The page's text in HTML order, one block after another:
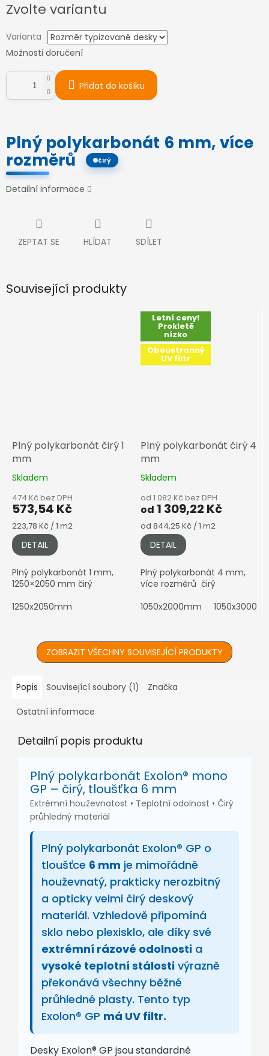
Zvolte variantu
Varianta
Možnosti doručení
Přidat do košíku
Plný polykarbonát 6 mm, více
rozměrů
čirý
Detailní informace
ZEPTAT SE HLÍDAT SDÍLET
Související produkty
Plný polykarbonát čirý 1
mm
Skladem
474 Kč bez DPH
573,54 Kč
Měrná
cena:
223,78 Kč / 1 m2
DETAIL
Plný polykarbonát 1 mm,
1250×2050 mm čirý
1250x2050mm
Letní ceny!
Prokletě
nízko
Oboustranný
UV filtr
Plný polykarbonát čirý 4
mm
Skladem
od 1 082 Kč bez DPH
od 1 309,22 Kč
Měrná
cena:
od 844,25 Kč / 1 m2
DETAIL
Plný polykarbonát 4 mm,
více rozměrů čirý
1050x2000mm
ZOBRAZIT VŠECHNY SOUVISEJÍCÍ PRODUKTY
Popis Související soubory (1) Značka
Ostatní informace
Detailní popis produktu
Plný polykarbonát Exolon® mono
GP – čirý, tloušťka 6 mm
Extrémní houževnatost • Teplotní odolnost • Čirý
průhledný materiál
Plný polykarbonát Exolon® GP o
tloušťce 6 mm je mimořádně
houževnatý, prakticky nerozbitný
a opticky velmi čirý deskový
materiál. Vzhledově připomíná
sklo nebo plexisklo, ale díky své
extrémní rázové odolnosti a
vysoké teplotní stálosti výrazně
překonává všechny běžné
průhledné plasty. Tento typ
Exolon® GP má UV filtr.
Desky Exolon® GP jsou standardně